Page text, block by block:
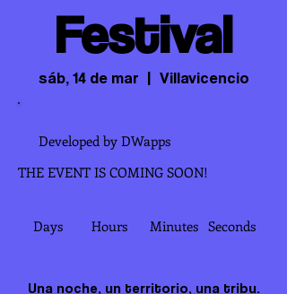
Festival
sáb, 14 de mar
  |
Villavicencio
Seconds
Minutes
Hours
Days
THE EVENT IS COMING SOON!
Developed by DWapps
Una noche, un territorio, una tribu.